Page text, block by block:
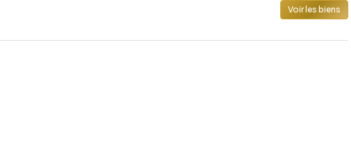
Voir les biens